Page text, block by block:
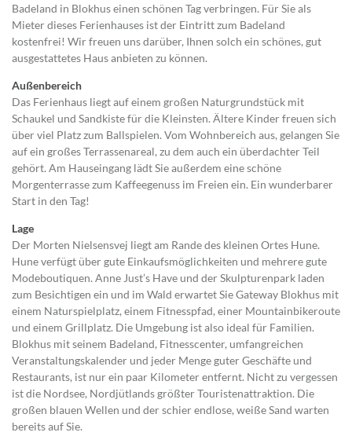
Badeland in Blokhus einen schönen Tag verbringen. Für Sie als
Mieter dieses Ferienhauses ist der Eintritt zum Badeland
kostenfrei! Wir freuen uns darüber, Ihnen solch ein schönes, gut
ausgestattetes Haus anbieten zu können.
Außenbereich
Das Ferienhaus liegt auf einem großen Naturgrundstück mit
Schaukel und Sandkiste für die Kleinsten. Ältere Kinder freuen sich
über viel Platz zum Ballspielen. Vom Wohnbereich aus, gelangen Sie
auf ein großes Terrassenareal, zu dem auch ein überdachter Teil
gehört. Am Hauseingang lädt Sie außerdem eine schöne
Morgenterrasse zum Kaffeegenuss im Freien ein. Ein wunderbarer
Start in den Tag!
Lage
Der Morten Nielsensvej liegt am Rande des kleinen Ortes Hune.
Hune verfügt über gute Einkaufsmöglichkeiten und mehrere gute
Modeboutiquen. Anne Just’s Have und der Skulpturenpark laden
zum Besichtigen ein und im Wald erwartet Sie Gateway Blokhus mit
einem Naturspielplatz, einem Fitnesspfad, einer Mountainbikeroute
und einem Grillplatz. Die Umgebung ist also ideal für Familien.
Blokhus mit seinem Badeland, Fitnesscenter, umfangreichen
Veranstaltungskalender und jeder Menge guter Geschäfte und
Restaurants, ist nur ein paar Kilometer entfernt. Nicht zu vergessen
ist die Nordsee, Nordjütlands größter Touristenattraktion. Die
großen blauen Wellen und der schier endlose, weiße Sand warten
bereits auf Sie.